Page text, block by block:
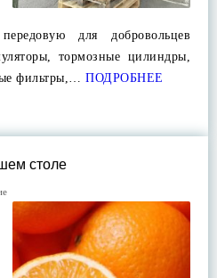
для добровольцев
тормозные цилиндры,
фильтры,… ПОДРОБНЕЕ
столе